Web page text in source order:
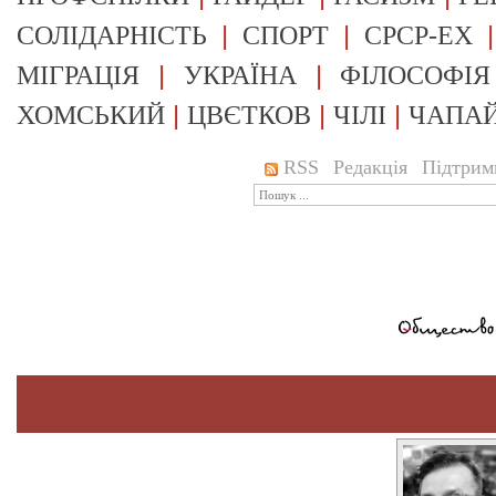
СОЛІДАРНІСТЬ | СПОРТ | СРСР-EX
МІГРАЦІЯ | УКРАЇНА | ФІЛОСОФІЯ
ХОМСЬКИЙ | ЦВЄТКОВ | ЧІЛІ |
RSS Редакція